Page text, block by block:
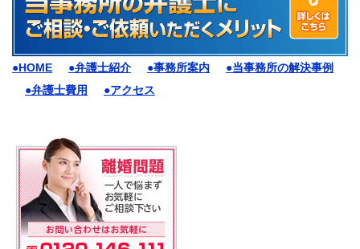
●HOME ●弁護士紹介 ●事務所案内
●当事務所の解決事例
●弁護士費用
●アクセス